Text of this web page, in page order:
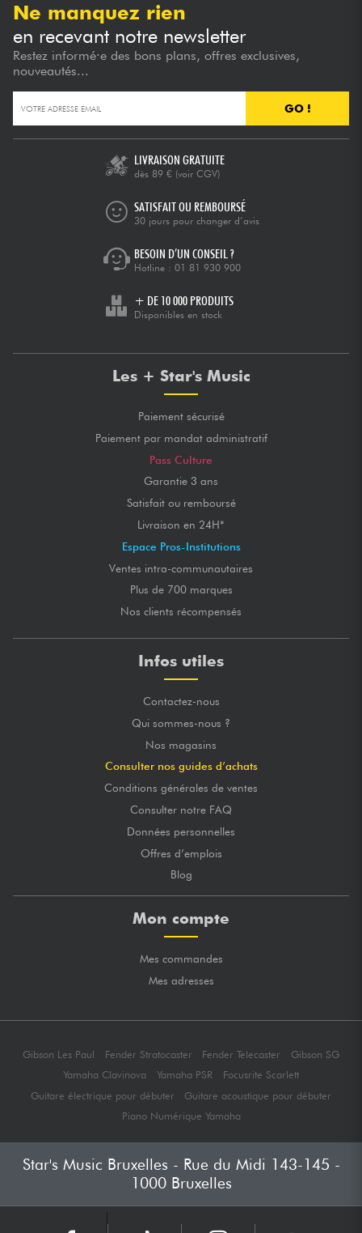
Ne manquez rien
en recevant notre newsletter
Restez informé·e des bons plans, offres exclusives,
nouveautés...
GO !
LIVRAISON GRATUITE
dès 89 € (voir CGV)
SATISFAIT OU REMBOURSÉ
30 jours pour changer d’avis
BESOIN D’UN CONSEIL ?
Hotline : 01 81 930 900
+ DE 10 000 PRODUITS
Disponibles en stock
Les + Star's Music
Paiement sécurisé
Paiement par mandat administratif
Pass Culture
Garantie 3 ans
Satisfait ou remboursé
Livraison en 24H*
Espace Pros-Institutions
Ventes intra-communautaires
Plus de 700 marques
Nos clients récompensés
Infos utiles
Contactez-nous
Qui sommes-nous ?
Nos magasins
Consulter nos guides d’achats
Conditions générales de ventes
Consulter notre FAQ
Données personnelles
Offres d’emplois
Blog
Mon compte
Mes commandes
Mes adresses
Gibson Les Paul Fender Stratocaster Fender Telecaster
Gibson SG
Yamaha Clavinova
Yamaha PSR
Focusrite Scarlett
Guitare électrique pour débuter
Guitare acoustique pour débuter
Piano Numérique Yamaha
Star's Music Bruxelles - Rue du Midi 143-145 -
1000 Bruxelles